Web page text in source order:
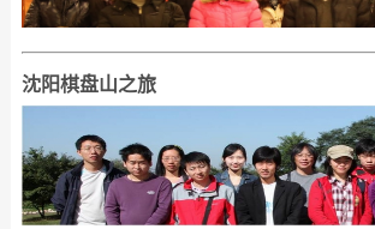
沈阳棋盘山之旅